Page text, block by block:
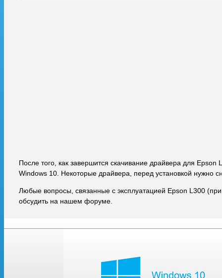
После того, как завершится скачивание драйвера для
Windows 10. Некоторые драйвера, перед установкой нужно
Любые вопросы, связанные с эксплуатацией Epson L300
обсудить на нашем форуме.